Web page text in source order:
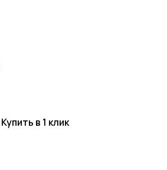
Купить в 1 клик